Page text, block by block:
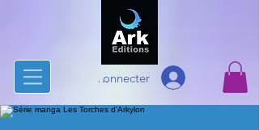
Se connecter